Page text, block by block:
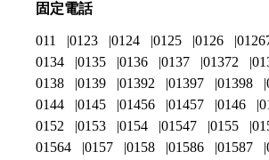
固定電話
011 0123 0124 0125 0126
0134
0135 0136 0137 01372
0138
0139 01392 01397 01398
0144
0145 01456 01457 0146
0152
0153 0154 01547 0155
01564
0157 0158 01586 01587